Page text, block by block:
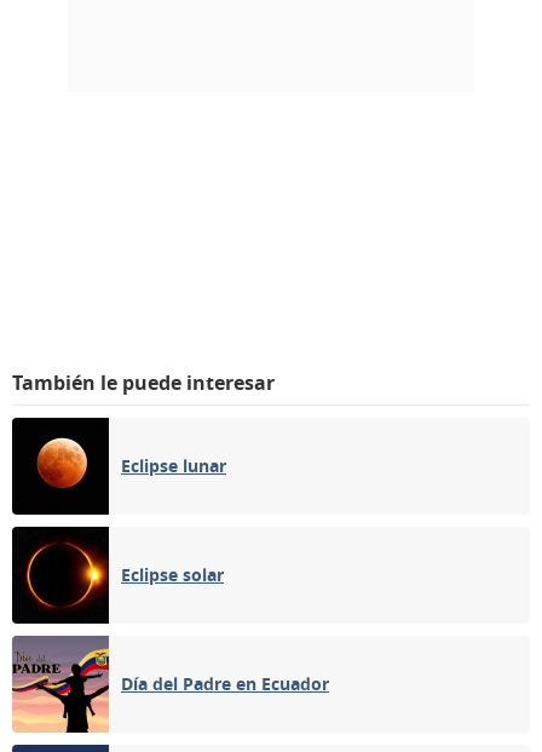
También le puede interesar
Eclipse lunar
Eclipse solar
Día del Padre en Ecuador